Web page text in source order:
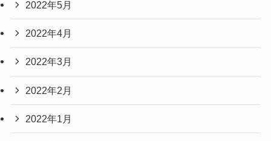
2022年5月
2022年4月
2022年3月
2022年2月
2022年1月